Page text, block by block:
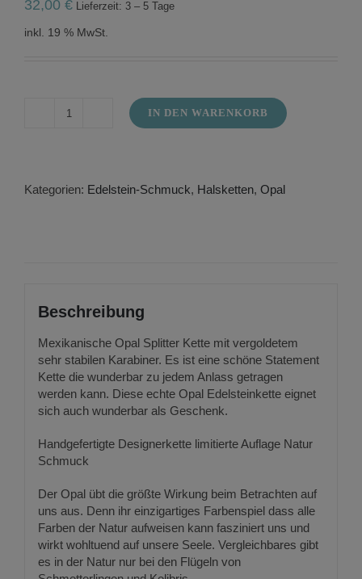
32,00 € Lieferzeit: 3 – 5 Tage
inkl. 19 % MwSt.
Mexikanische
IN DEN WARENKORB
Kategorien: Edelstein-Schmuck, Halsketten, Opal
Beschreibung
Mexikanische Opal Splitter Kette mit vergoldetem
sehr stabilen Karabiner. Es ist eine schöne Statement
Kette die wunderbar zu jedem Anlass getragen
werden kann. Diese echte Opal Edelsteinkette eignet
sich auch wunderbar als Geschenk.
Handgefertigte Designerkette limitierte Auflage Natur
Schmuck
Der Opal übt die größte Wirkung beim Betrachten auf
uns aus. Denn ihr einzigartiges Farbenspiel dass alle
Farben der Natur aufweisen kann fasziniert uns und
wirkt wohltuend auf unsere Seele. Vergleichbares gibt
es in der Natur nur bei den Flügeln von